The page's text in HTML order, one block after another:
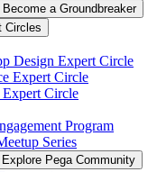
Become a Groundbreaker
Circles
Design Expert Circle
Expert Circle
Expert Circle
Program
Series
Explore Pega Community